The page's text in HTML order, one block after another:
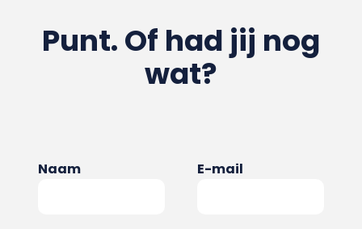
Punt. Of had jij nog
wat?
Naam E-mail